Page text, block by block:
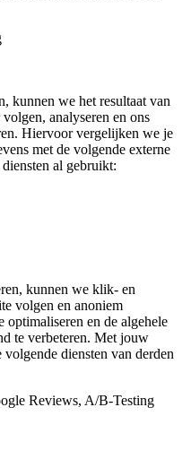
kunnen we het resultaat van
analyseren en ons
Hiervoor vergelijken we je
met de volgende externe
al gebruikt:
kunnen we klik- en
volgen en anoniem
optimaliseren en de algehele
te verbeteren. Met jouw
diensten van derden
Reviews, A/B-Testing